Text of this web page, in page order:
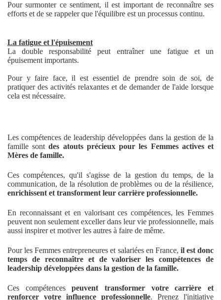
Pour surmonter ce sentiment, il est important de reconnaître ses
efforts et de se rappeler que l'équilibre est un processus continu.
La fatigue et l'épuisement
La double responsabilité peut entraîner une fatigue et un
épuisement importants.
Pour y faire face, il est essentiel de prendre soin de soi, de
pratiquer des activités relaxantes et de demander de l'aide lorsque
cela est nécessaire.
Les compétences de leadership développées dans la gestion de la
famille sontdes atouts précieux pour les Femmes actives et
Mères de famille.
Ces compétences, qu'il s'agisse de la gestion du temps, de la
communication, de la résolution de problèmes ou de la résilience,
enrichissent et transforment leur carrière professionnelle.
En reconnaissant et en valorisant ces compétences, les Femmes
peuvent non seulement exceller dans leur vie professionnelle, mais
aussi inspirer et motiver les autres à faire de même.
Pour les Femmes entrepreneures et salariées en France, il est donc
temps de reconnaître et de valoriser les compétences de
leadership développées dans la gestion de la famille.
Ces compétencespeuvent transformer votre carrière et
renforcer votre influence professionnelle. Prenez l'initiative